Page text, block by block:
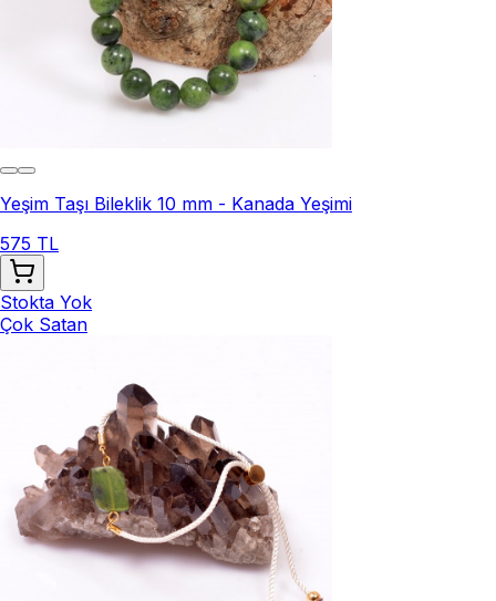
Yeşim Taşı Bileklik 10 mm - Kanada Yeşimi
575 TL
Stokta Yok
Çok Satan